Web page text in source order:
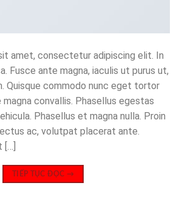
amet, consectetur adipiscing elit. In
Fusce ante magna, iaculis ut purus ut,
Quisque commodo nunc eget tortor
convallis. Phasellus egestas
Phasellus et magna nulla. Proin
ac, volutpat placerat ante.
TIẾP TỤC ĐỌC →